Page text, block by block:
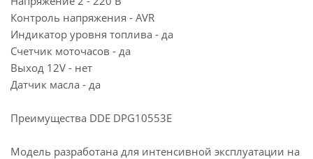
Контроль напряжения - AVR
Индикатор уровня топлива - да
Счетчик моточасов - да
Выход 12V - нет
Датчик масла - да
Преимущества DDE DPG10553E
Модель разработана для интенсивной эксплуатации на